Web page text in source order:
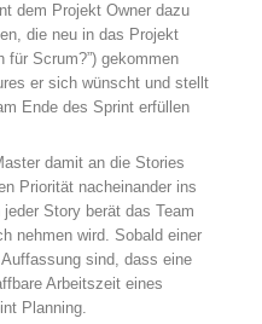
dem Projekt Owner dazu
die neu in das Projekt
für Scrum?”) gekommen
er sich wünscht und stellt
Ende des Sprint erfüllen
damit an die Stories
Priorität nacheinander ins
Story berät das Team
nehmen wird. Sobald einer
sind, dass eine
Arbeitszeit eines
Planning.